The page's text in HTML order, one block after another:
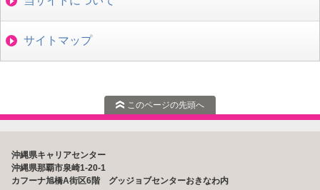
サイトマップ
このページの先頭へ
沖縄県キャリアセンター
沖縄県那覇市泉崎1-20-1
カフーナ旭橋A街区6階 グッジョブセンターおきなわ内